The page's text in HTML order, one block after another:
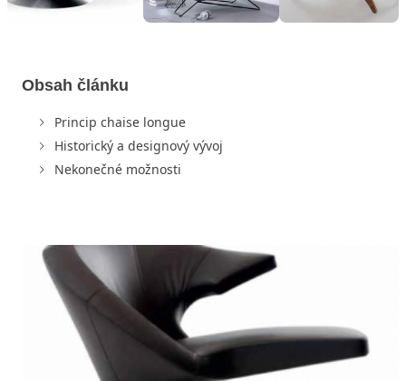
Obsah článku
Princip chaise longue
Historický a designový vývoj
Nekonečné možnosti